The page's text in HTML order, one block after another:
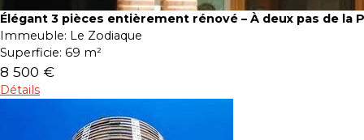
Élégant 3 pièces entièrement rénové – À deux pas de la
Immeuble: Le Zodiaque
Superficie: 69 m²
8 500 €
Détails